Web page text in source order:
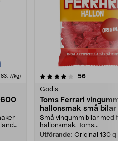
(83,17/kg)
600
56recensioner
Godis
Toms Ferrari
hallonsmak små bilar
Små vingummibilar med
hallonsmak. Toms...
Utförande: Original 130 g
4.0 av 5 stjärnor